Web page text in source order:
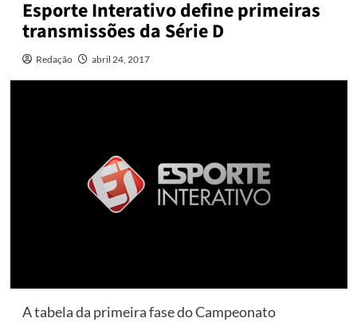
Esporte Interativo define primeiras
transmissões da Série D
Redação abril 24, 2017
A tabela da primeira fase do Campeonato